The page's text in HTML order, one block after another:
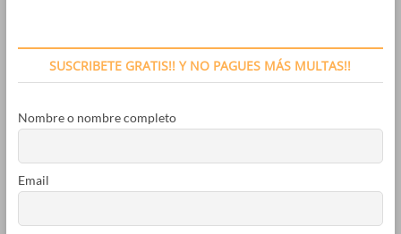
SUSCRIBETE GRATIS!! Y NO PAGUES MÁS MULTAS!!
Nombre o nombre completo
Email